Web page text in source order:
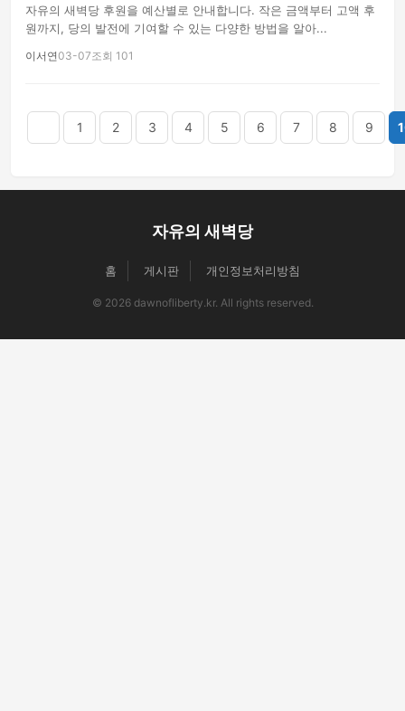
자유의 새벽당 후원을 예산별로 안내합니다. 작은 금액부터 고액 후
원까지, 당의 발전에 기여할 수 있는 다양한 방법을 알아...
이서연03-07조회 101
1 2 3 4 5 6 7 8 9
자유의 새벽당
홈 게시판 개인정보처리방침
© 2026 dawnofliberty.kr. All rights reserved.